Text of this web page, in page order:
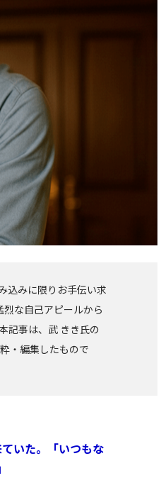
込みに限りお手伝い求
な自己アピールから
記事は、武 きき氏の
・編集したもので
いた。「いつもな